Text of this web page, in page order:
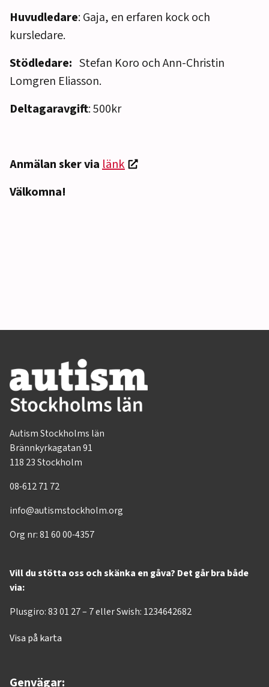
Huvudledare: Gaja, en erfaren kock och
kursledare.
Stödledare: Stefan Koro och Ann-Christin
Lomgren Eliasson.
Deltagaravgift: 500kr
Anmälan sker vialänk
Välkomna!
Autism Stockholms län
Brännkyrkagatan 91
118 23 Stockholm
08-612 71 72
info@autismstockholm.org
Org nr: 81 60 00-4357
Vill du stötta oss och skänka en gåva? Det går bra både
via:
Plusgiro: 83 01 27 – 7 eller Swish: 1234642682
Visa på karta
Genvägar: